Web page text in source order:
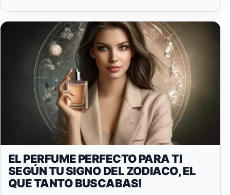
EL PERFUME PERFECTO PARA TI
SEGÚN TU SIGNO DEL ZODIACO, EL
QUE TANTO BUSCABAS!